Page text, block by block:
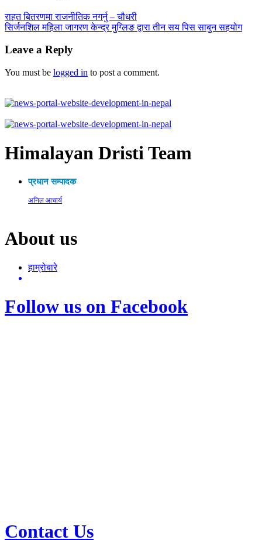
राहत बितरणमा राजनीतिक नगर्नु – चौधरी
सिर्जनशिल महिला जागरण केन्द्र मुग्लिङ द्वारा तीन सय पिस साबुन सहयोग
Leave a Reply
You must be logged in to post a comment.
Himalayan Dristi Team
प्रधान सम्पादक
अनिल आचार्य
About us
हाम्रोबारे
Follow us on Facebook
Contact Us